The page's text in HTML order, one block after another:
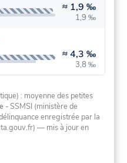
≈ 1,9 ‰
1,9 ‰
≈4,3 ‰
3,8 ‰
: moyenne des petites
- SSMSI (ministère de
enregistrée par la
— mis à jour en